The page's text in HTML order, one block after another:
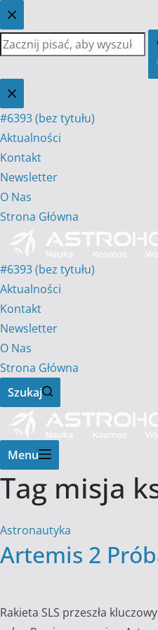
Przejdź
do
treści
Brak
wyników
#6393 (bez tytułu)
Aktualności
Kontakt
Newsletter
O Nas
Strona Główna
#6393 (bez tytułu)
Aktualności
Kontakt
Newsletter
O Nas
Strona Główna
Szukaj
Menu
Tag misja
Astronautyka
Artemis 2
Rakieta SLS przeszła